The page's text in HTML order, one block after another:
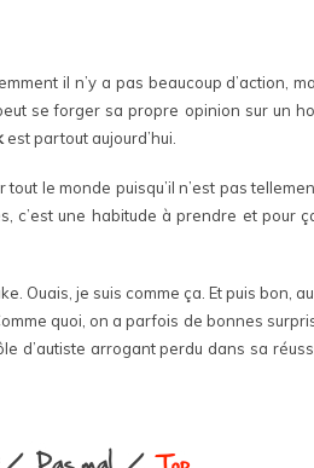
il n’y a pas beaucoup d’action,
se forger sa propre opinion sur un
est partout aujourd’hui.
le monde puisqu’il n’est pas
c’est une habitude à prendre et pour
Ouais, je suis comme ça. Et puis bon,
quoi, on a parfois de bonnes
d’autiste arrogant perdu dans sa